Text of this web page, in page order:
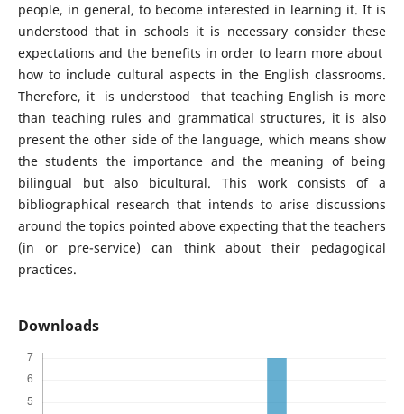
people, in general, to become interested in learning it. It is
understood that in schools it is necessary consider these
expectations and the benefits in order to learn more about
how to include cultural aspects in the English classrooms.
Therefore, it is understood that teaching English is more
than teaching rules and grammatical structures, it is also
present the other side of the language, which means show
the students the importance and the meaning of being
bilingual but also bicultural. This work consists of a
bibliographical research that intends to arise discussions
around the topics pointed above expecting that the teachers
(in or pre-service) can think about their pedagogical
practices.
Downloads